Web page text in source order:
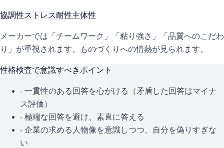
協調性ストレス耐性主体性
メーカーでは「チームワーク」「粘り強さ」「品質へのこだわ
り」が重視されます。ものづくりへの情熱が見られます。
性格検査で意識すべきポイント
- 一貫性のある回答を心がける（矛盾した回答はマイナ
ス評価）
- 極端な回答を避け、素直に答える
- 企業の求める人物像を意識しつつ、自分を偽りすぎな
い